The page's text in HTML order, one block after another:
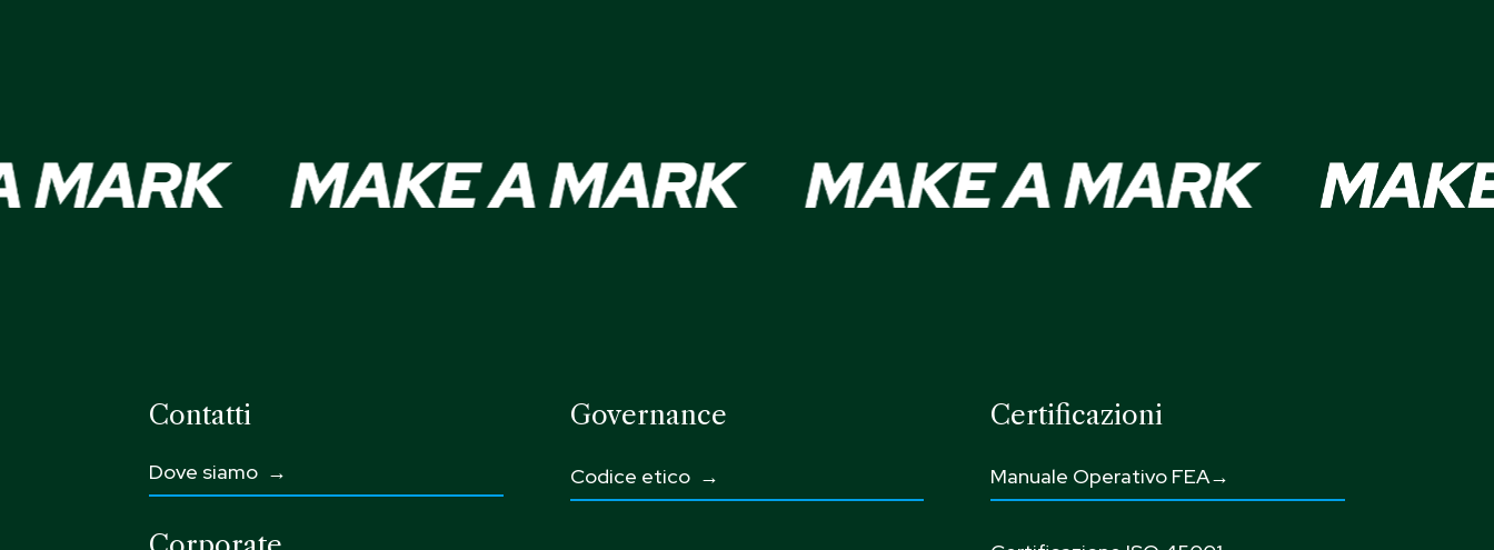
Contatti
Dove siamo →
Governance
Codice etico →
Certificazioni
Manuale Operativo FEA→